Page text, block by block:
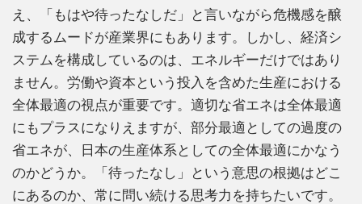
え、「もはや待ったなしだ」と言いながら危機感を醸
成するムードが産業界にもあります。しかし、経済シ
ステムを構成しているのは、エネルギーだけではあり
ません。労働や資本という投入を含めた生産における
全体最適の視点が重要です。適切な省エネは全体最適
にもプラスになりえますが、部分最適としての過度の
省エネが、日本の生産体系としての全体最適にかなう
のかどうか。「待ったなし」という意思の根拠はどこ
にあるのか、常に問い続ける思考力を持ちたいです。